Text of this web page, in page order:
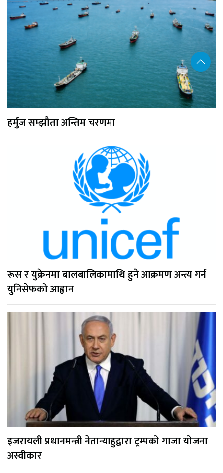
हर्मुज सम्झौता अन्तिम चरणमा
रूस र युक्रेनमा बालबालिकामाथि हुने आक्रमण अन्त्य गर्न
युनिसेफको आह्वान
इजरायली प्रधानमन्त्री नेतान्याहुद्वारा ट्रम्पको गाजा योजना
अस्वीकार